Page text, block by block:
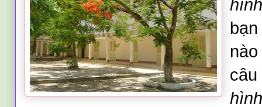
nào
câu